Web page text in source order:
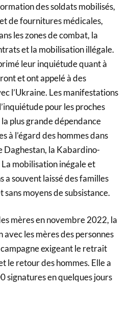
des soldats mobilisés,
de fournitures médicales,
les zones de combat, la
et la mobilisation illégale.
leur inquiétude quant à
et ont appelé à des
l’Ukraine. Les manifestations
pour les proches
plus grande dépendance
à l’égard des hommes dans
Daghestan, la Kabardino-
mobilisation inégale et
a souvent laissé des familles
sans moyens de subsistance.
mères en novembre 2022, la
les mères des personnes
exigeant le retrait
le retour des hommes. Elle a
signatures en quelques jours